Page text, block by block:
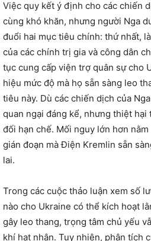
Việc quy kết ý định cho các chiến
cùng khó khăn, nhưng người Nga
đuổi hai mục tiêu chính: thứ nhất,
của các chính trị gia và công dân
tục cung cấp viện trợ quân sự cho
hiệu mức độ mà họ sẵn sàng leo
tiêu này. Dù các chiến dịch của
quan ngại đáng kể, nhưng thiệt hại
đối hạn chế. Mối nguy lớn hơn
gián đoạn mà Điện Kremlin sẵn
lai.
Trong các cuộc thảo luận xem số
nào cho Ukraine có thể kích hoạt
gây leo thang, trọng tâm chủ yếu
khí hạt nhân. Tuy nhiên, phân tích